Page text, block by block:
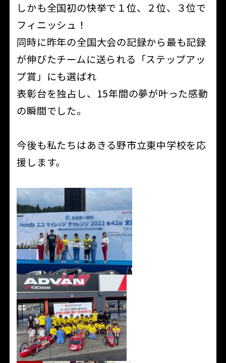
しかも全国初の快挙で１位、２位、３位で
フィニッシュ！
同時に昨年の全国大会の記録から最も記録
が伸びたチームに送られる「ステップアッ
プ賞」にも選ばれ
表彰台を独占し、15年間の夢が叶った感動
の瞬間でした。
今後も私たちはあきる野市立東中学校を応
援します。